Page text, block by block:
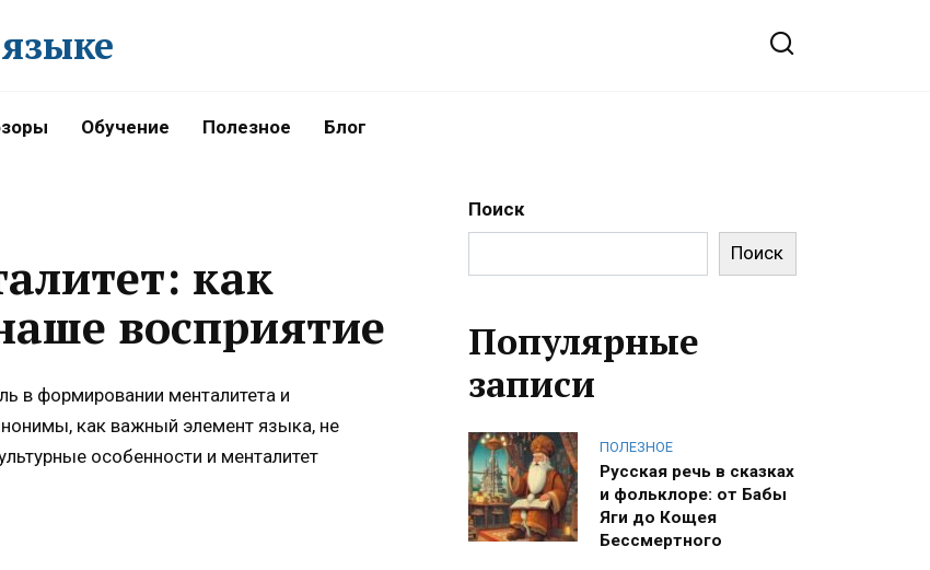
Обучение Полезное Блог
как
восприятие
в формировании менталитета и
как важный элемент языка, не
особенности и менталитет
Поиск
Поиск
Популярные
записи
ПОЛЕЗНОЕ
Русская речь в сказках
и фольклоре: от Бабы
Яги до Кощея
Бессмертного